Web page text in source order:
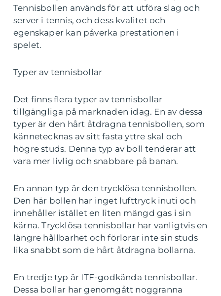
Tennisbollen används för att utföra slag och
server i tennis, och dess kvalitet och
egenskaper kan påverka prestationen i
spelet.
Typer av tennisbollar
Det finns flera typer av tennisbollar
tillgängliga på marknaden idag. En av dessa
typer är den hårt åtdragna tennisbollen, som
kännetecknas av sitt fasta yttre skal och
högre studs. Denna typ av boll tenderar att
vara mer livlig och snabbare på banan.
En annan typ är den trycklösa tennisbollen.
Den här bollen har inget lufttryck inuti och
innehåller istället en liten mängd gas i sin
kärna. Trycklösa tennisbollar har vanligtvis en
längre hållbarhet och förlorar inte sin studs
lika snabbt som de hårt åtdragna bollarna.
En tredje typ är ITF-godkända tennisbollar.
Dessa bollar har genomgått noggranna